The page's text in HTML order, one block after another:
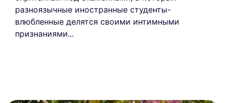
разноязычные иностранные студенты-
влюбленные делятся своими интимными
признаниями...